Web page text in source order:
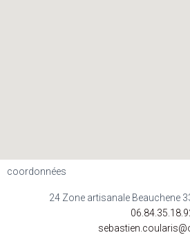
coordonnées
24 Zone artisanale Beauchene